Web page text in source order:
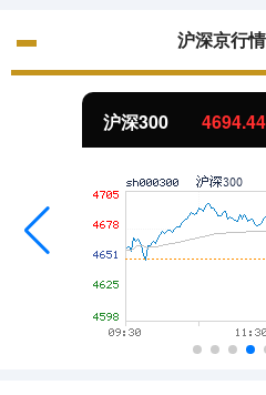
沪深京行
北证50 1134.24